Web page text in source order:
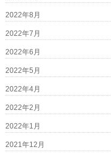
2022年8月
2022年7月
2022年6月
2022年5月
2022年4月
2022年2月
2022年1月
2021年12月